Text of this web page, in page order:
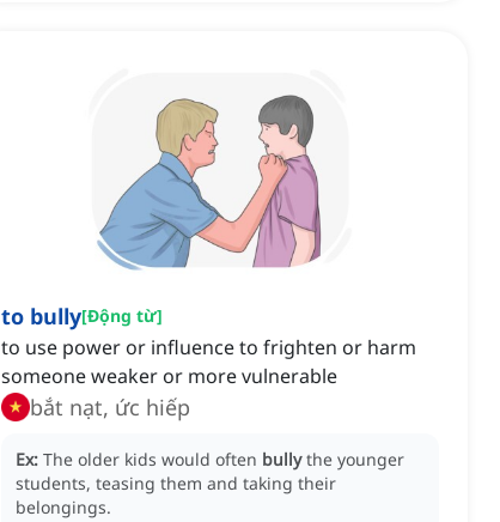
to bully[Động từ]
to use power or influence to frighten or harm
someone weaker or more vulnerable
bắt nạt, ức hiếp
Ex: The older kids would often bully the younger
students, teasing them and taking their
belongings.